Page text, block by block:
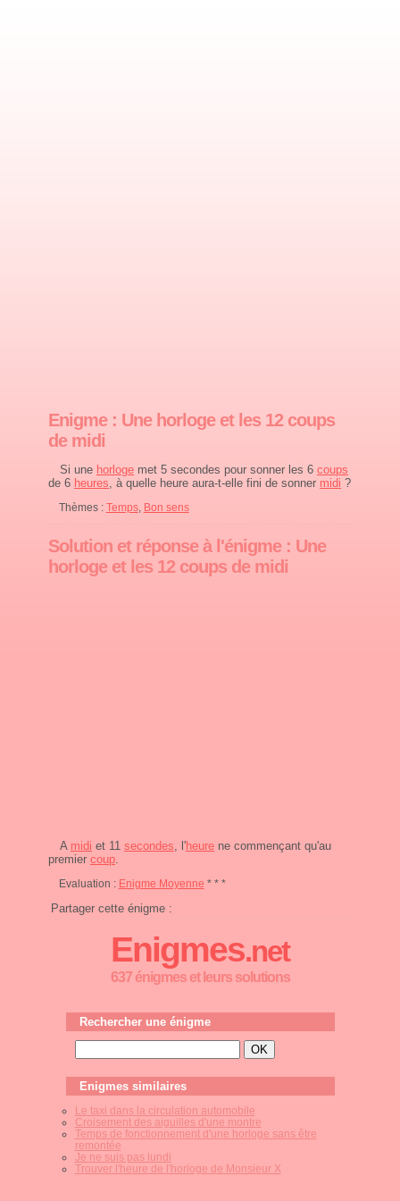
Enigme : Une horloge et les 12 coups
de midi
Si une horloge met 5 secondes pour sonner les 6 coups
de 6 heures, à quelle heure aura-t-elle fini de sonner midi ?
Thèmes : Temps, Bon sens
Solution et réponse à l'énigme : Une
horloge et les 12 coups de midi
A midi et 11 secondes , l'heure ne commençant qu'au
premier coup
Evaluation : Enigme Moyenne * * *
Partager cette énigme :
Enigmes.net
637 énigmes et leurs solutions
Rechercher une énigme
Enigmes similaires
Le taxi dans la circulation automobile
Croisement des aiguilles d'une montre
Temps de fonctionnement d'une horloge sans être
remontée
Je ne suis pas lundi
Trouver l'heure de l'horloge de Monsieur X